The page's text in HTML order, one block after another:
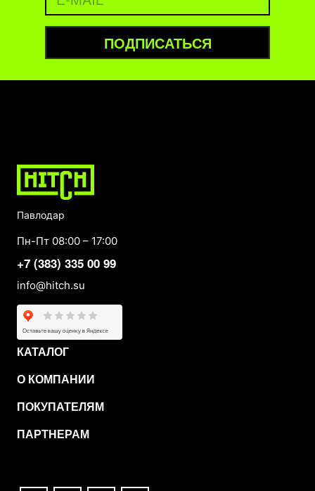
ПОДПИСАТЬСЯ
Павлодар
Пн-Пт 08:00 – 17:00
+7 (383) 335 00 99
info@hitch.su
КАТАЛОГ
О КОМПАНИИ
ПОКУПАТЕЛЯМ
ПАРТНЕРАМ